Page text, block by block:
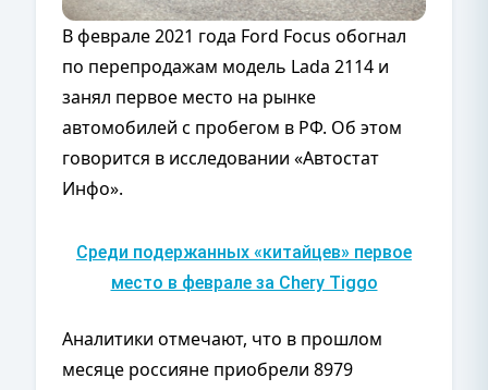
В феврале 2021 года Ford Focus обогнал
по перепродажам модель Lada 2114 и
занял первое место на рынке
автомобилей с пробегом в РФ. Об этом
говорится в исследовании «Автостат
Инфо».
Среди подержанных «китайцев» первое
место в феврале за Chery Tiggo
Аналитики отмечают, что в прошлом
месяце россияне приобрели 8979